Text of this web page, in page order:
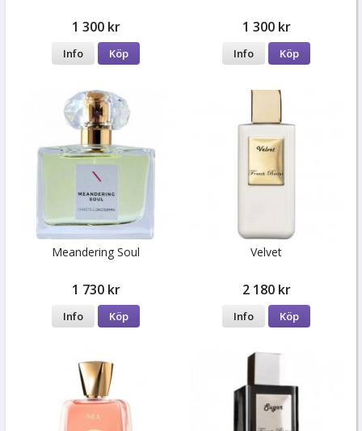
1 300 kr
Info Köp
1 300 kr
Info Köp
Meandering Soul
1 730 kr
Info Köp
Velvet
2 180 kr
Info Köp